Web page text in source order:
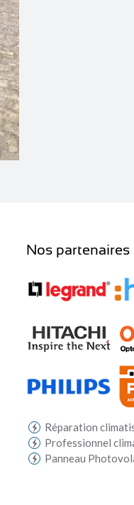
Nos partenaires
Réparation
Professionnel
Panneau